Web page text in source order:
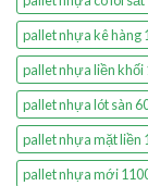
pallet nhựa kê hàng
pallet nhựa liền
pallet nhựa lót sàn
pallet nhựa mặt liền
pallet nhựa mới